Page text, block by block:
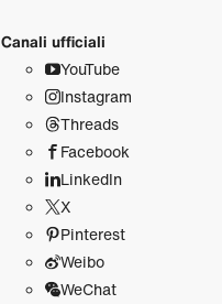
Canali ufficiali
YouTube
Instagram
Threads
Facebook
LinkedIn
X
Pinterest
Weibo
WeChat